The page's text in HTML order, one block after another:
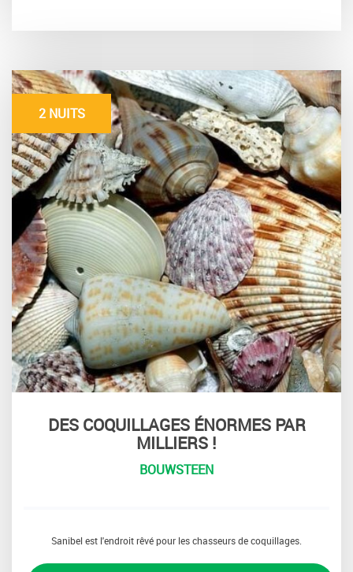
2 NUITS
DES COQUILLAGES ÉNORMES PAR
MILLIERS !
BOUWSTEEN
Sanibel est l'endroit rêvé pour les chasseurs de coquillages.